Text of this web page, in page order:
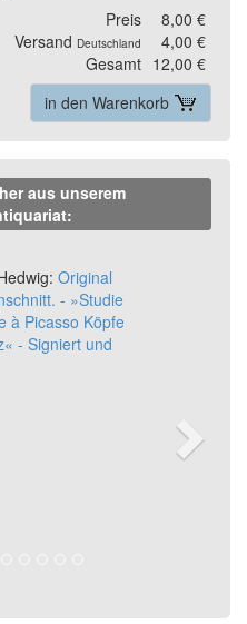
Preis
8,00 €
Versand Deutschland
4,00 €
Gesamt 12,00 €
in den Warenkorb
aus unserem
Original
- »Studie
à Picasso Köpfe
- Signiert und